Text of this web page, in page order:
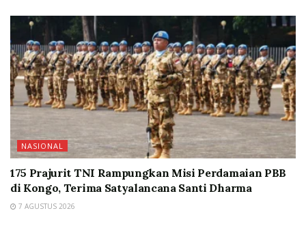
NASIONAL
175 Prajurit TNI Rampungkan Misi Perdamaian PBB
di Kongo, Terima Satyalancana Santi Dharma
7 AGUSTUS 2026